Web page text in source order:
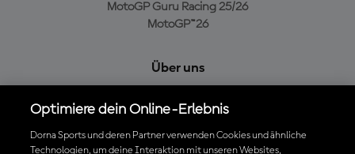
MotoGP Guru Racing 25/26
MotoGP™26
Über uns
Cookie-Richtlinien
Geschäftsbedingungen
Optimiere dein Online-Erlebnis
Dorna Sports und deren Partner verwenden Cookies und ähnliche
Technologien, um deine Interaktion mit unseren Websites,